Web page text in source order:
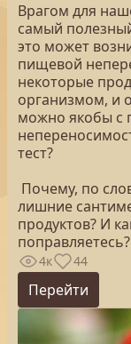
Врагом для
самый
это может
пищевой
некоторые
организмом, и
можно якобы с
тест?
Почему, по
лишние
продуктов? И
поправляетесь?
4к 44
Перейти